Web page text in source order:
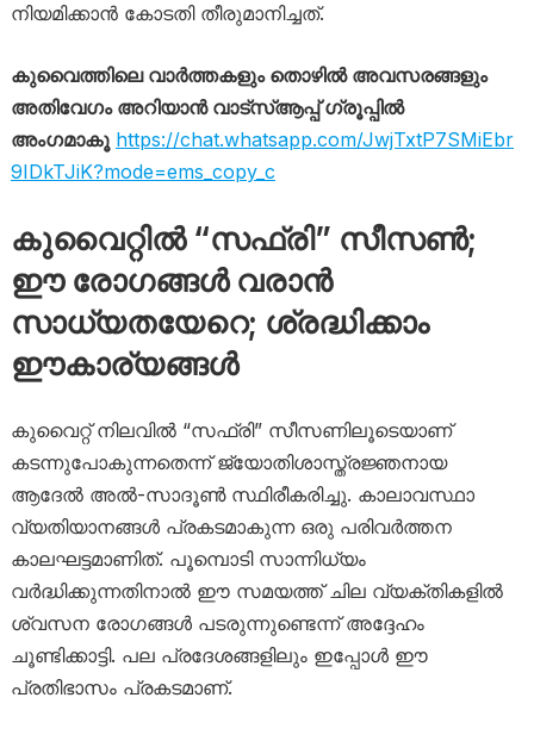
നിയമിക്കാൻ കോടതി തീരുമാനിച്ചത്.
കുവൈത്തിലെ വാർത്തകളും തൊഴിൽ അവസരങ്ങളും
അതിവേഗം അറിയാൻ വാട്സ്ആപ്പ് ഗ്രൂപ്പിൽ
അംഗമാകൂ https://chat.whatsapp.com/JwjTxtP7SMiEbr
9IDkTJiK?mode=ems_copy_c
കുവൈറ്റിൽ “സഫ്രി” സീസൺ;
ഈ രോഗങ്ങൾ വരാൻ
സാധ്യതയേറെ; ശ്രദ്ധിക്കാം
ഈകാര്യങ്ങൾ
കുവൈറ്റ് നിലവിൽ “സഫ്രി” സീസണിലൂടെയാണ്
കടന്നുപോകുന്നതെന്ന് ജ്യോതിശാസ്ത്രജ്ഞനായ
ആദേൽ അൽ-സാദൂൺ സ്ഥിരീകരിച്ചു. കാലാവസ്ഥാ
വ്യതിയാനങ്ങൾ പ്രകടമാകുന്ന ഒരു പരിവർത്തന
കാലഘട്ടമാണിത്. പൂമ്പൊടി സാന്നിധ്യം
വർദ്ധിക്കുന്നതിനാൽ ഈ സമയത്ത് ചില വ്യക്തികളിൽ
ശ്വസന രോഗങ്ങൾ പടരുന്നുണ്ടെന്ന് അദ്ദേഹം
ചൂണ്ടിക്കാട്ടി. പല പ്രദേശങ്ങളിലും ഇപ്പോൾ ഈ
പ്രതിഭാസം പ്രകടമാണ്.